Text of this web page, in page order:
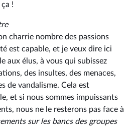
!
charrie nombre des passions
est capable, et je veux dire ici
aux élus, à vous qui subissez
des insultes, des menaces,
de vandalisme. Cela est
et si nous sommes impuissants
nous ne le resterons pas face à
sur les bancs des groupes